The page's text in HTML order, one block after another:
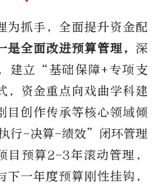
为抓手，全面提升资金配
是全面改进预算管理， 深
建立“基础保障+专项支
资金重点向戏曲学科建
目创作传承等核心领域倾
行-决算-绩效”闭环管理
目预算2-3年滚动管理，
下一年度预算刚性挂钩，